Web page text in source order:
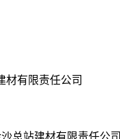
总站建材有限责任公司